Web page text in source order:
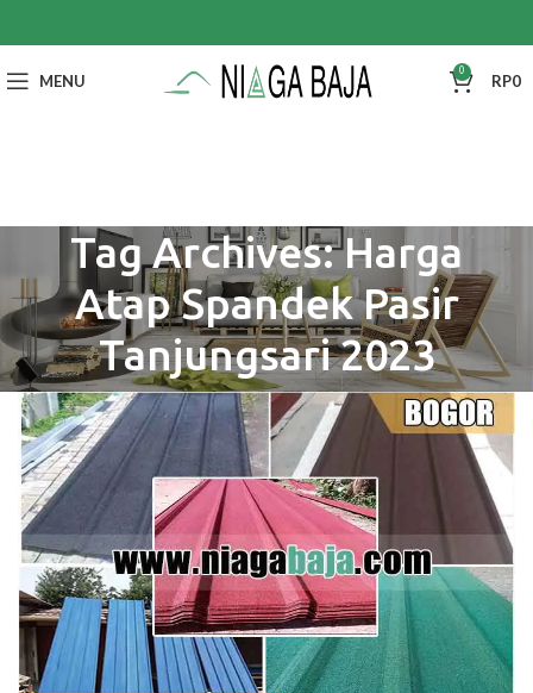
MENU 0 RP0
Tag Archives: Harga
Atap Spandek Pasir
Tanjungsari 2023